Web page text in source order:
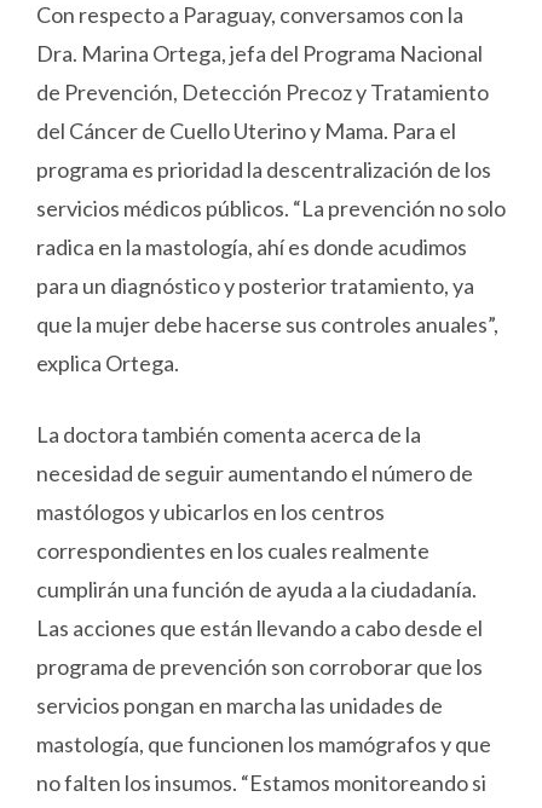
Con respecto a Paraguay, conversamos con la
Dra. Marina Ortega, jefa del Programa Nacional
de Prevención, Detección Precoz y Tratamiento
del Cáncer de Cuello Uterino y Mama. Para el
programa es prioridad la descentralización de los
servicios médicos públicos. “La prevención no solo
radica en la mastología, ahí es donde acudimos
para un diagnóstico y posterior tratamiento, ya
que la mujer debe hacerse sus controles anuales”,
explica Ortega.
La doctora también comenta acerca de la
necesidad de seguir aumentando el número de
mastólogos y ubicarlos en los centros
correspondientes en los cuales realmente
cumplirán una función de ayuda a la ciudadanía.
Las acciones que están llevando a cabo desde el
programa de prevención son corroborar que los
servicios pongan en marcha las unidades de
mastología, que funcionen los mamógrafos y que
no falten los insumos. “Estamos monitoreando si